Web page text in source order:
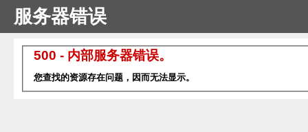
服务器错误
500 - 内部服务器错误。
您查找的资源存在问题，因而无法显示。